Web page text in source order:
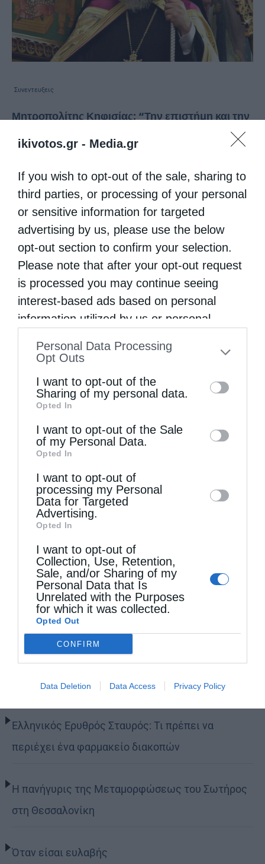
ikivotos.gr - Media.gr
If you wish to opt-out of the sale, sharing to
third parties, or processing of your personal
or sensitive information for targeted
advertising by us, please use the below
opt-out section to confirm your selection.
Please note that after your opt-out request
is processed you may continue seeing
interest-based ads based on personal
information utilized by us or personal
to your opt-out. You may separately opt-out
information by third parties on the IAB’s list
of downstream participants. This
information may also be disclosed by us to
third parties on theIAB’s List of
Downstream Participants
disclose it to other third parties.
Personal Data Processing
Opt Outs
I want to opt-out of the
Sharing of my personal data.
Opted In
I want to opt-out of the Sale
of my Personal Data.
Opted In
I want to opt-out of
processing my Personal
Data for Targeted
Advertising.
Opted In
I want to opt-out of
Collection, Use, Retention,
Sale, and/or Sharing of my
Personal Data that Is
Unrelated with the Purposes
for which it was collected.
Opted Out
CONFIRM
Data Deletion Data Access Privacy Policy
Συνεντευξεις
Μητροπολίτης Κηφισίας: “Την επιστήμη και την
5 Ιουλίου 2021
Συνέντευξη παραχώρησε ο Μητροπολίτης
Κηφισίας κ. Κύριλλος στην εφημερίδα
“ΠΡΩΤΟ ΘΕΜΑ” της Κυριακής και
αναφέρθηκε στην πρόσφατη εμπειρία του
από την επίθεση που δἐχθηκε, με καυστικό
υγρό, μαζί με άλλους …
Τελευταία άρθρα
Ελληνικός Ερυθρός Σταυρός: Τι πρέπει να
περιέχει ένα φαρμακείο διακοπών
Η πανήγυρις της Μεταμορφώσεως του Σωτήρος
στη Θεσσαλονίκη
Όταν είσαι ευλαβής